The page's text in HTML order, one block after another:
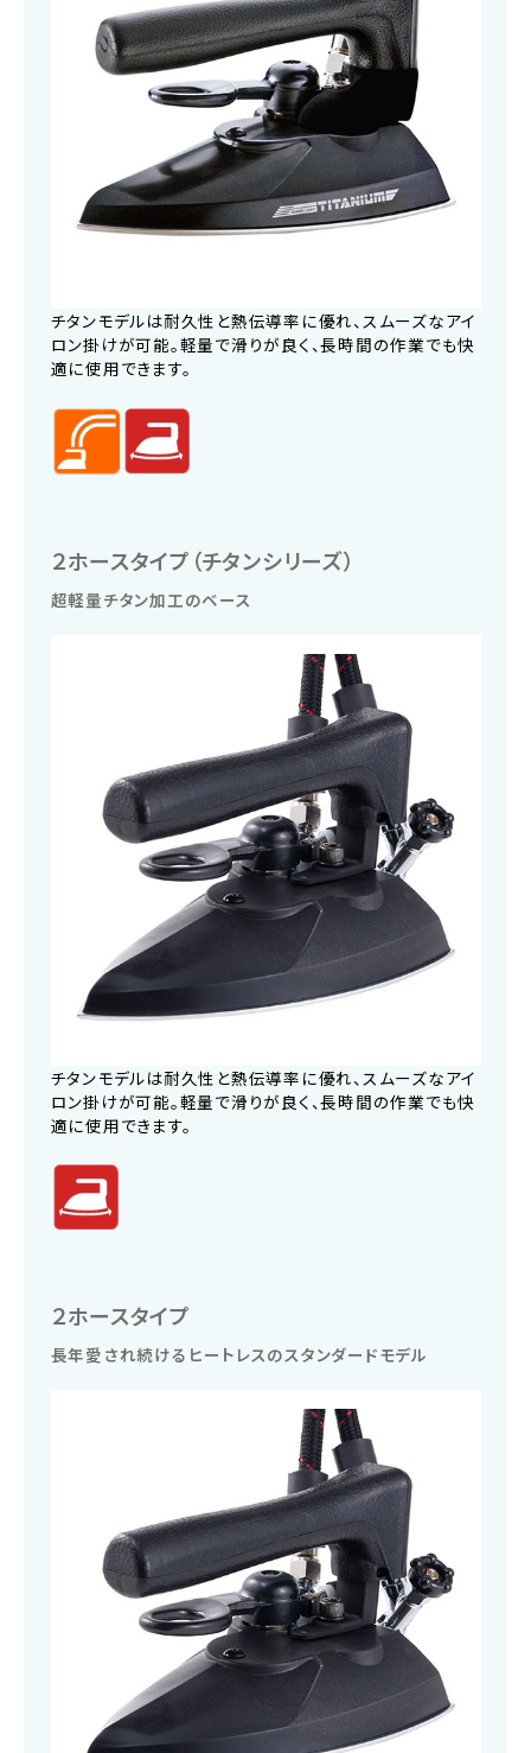
チタンモデルは耐久性と熱伝導率に優れ、スムーズなアイ
ロン掛けが可能。軽量で滑りが良く、長時間の作業でも快
適に使用できます。
２ホースタイプ（チタンシリーズ）
超軽量チタン加工のベース
チタンモデルは耐久性と熱伝導率に優れ、スムーズなアイ
ロン掛けが可能。軽量で滑りが良く、長時間の作業でも快
適に使用できます。
２ホースタイプ
長年愛され続けるヒートレスのスタンダードモデル